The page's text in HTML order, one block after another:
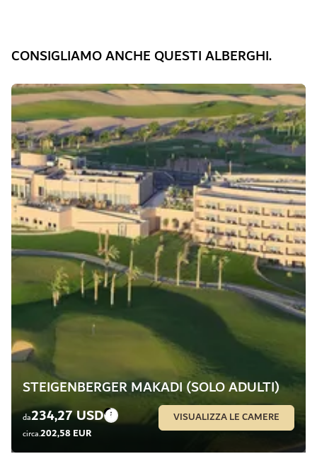
CONSIGLIAMO ANCHE QUESTI ALBERGHI.
STEIGENBERGER MAKADI (SOLO ADULTI)
da234,27 USD
circa.202,58 EUR
VISUALIZZA LE CAMERE